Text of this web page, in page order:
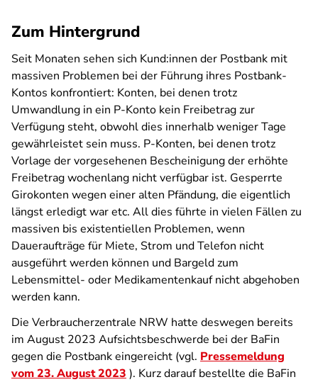
Zum Hintergrund
Seit Monaten sehen sich Kund:innen der Postbank mit
massiven Problemen bei der Führung ihres Postbank-
Kontos konfrontiert: Konten, bei denen trotz
Umwandlung in ein P-Konto kein Freibetrag zur
Verfügung steht, obwohl dies innerhalb weniger Tage
gewährleistet sein muss. P-Konten, bei denen trotz
Vorlage der vorgesehenen Bescheinigung der erhöhte
Freibetrag wochenlang nicht verfügbar ist. Gesperrte
Girokonten wegen einer alten Pfändung, die eigentlich
längst erledigt war etc. All dies führte in vielen Fällen zu
massiven bis existentiellen Problemen, wenn
Daueraufträge für Miete, Strom und Telefon nicht
ausgeführt werden können und Bargeld zum
Lebensmittel- oder Medikamentenkauf nicht abgehoben
werden kann.
Die Verbraucherzentrale NRW hatte deswegen bereits
im August 2023 Aufsichtsbeschwerde bei der BaFin
gegen die Postbank eingereicht (vgl. Pressemeldung
vom 23. August 2023 ). Kurz darauf bestellte die BaFin